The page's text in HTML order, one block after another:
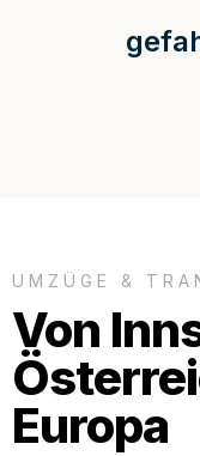
UMZÜGE &
Von
Europa